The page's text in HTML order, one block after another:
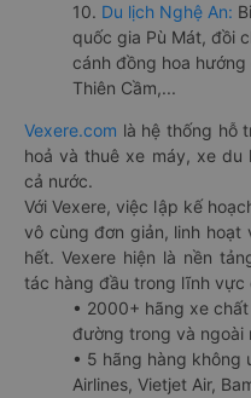
10. Du lịch Nghệ An:
quốc gia Pù Mát, đồi
cánh đồng hoa
Thiên Cầm,...
Vexere.com là hệ thống hỗ
hoả và thuê xe máy, xe du
cả nước.
Với Vexere, việc lập kế
vô cùng đơn giản, linh hoạt
hết. Vexere hiện là nền
tác hàng đầu trong lĩnh vực
• 2000+ hãng xe
đường trong và ngoài
• 5 hãng hàng không
Airlines, Vietjet Air,